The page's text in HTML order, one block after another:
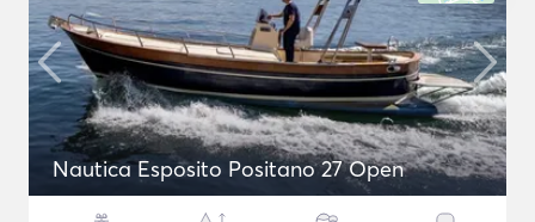
Nautica Esposito Positano 27 Open